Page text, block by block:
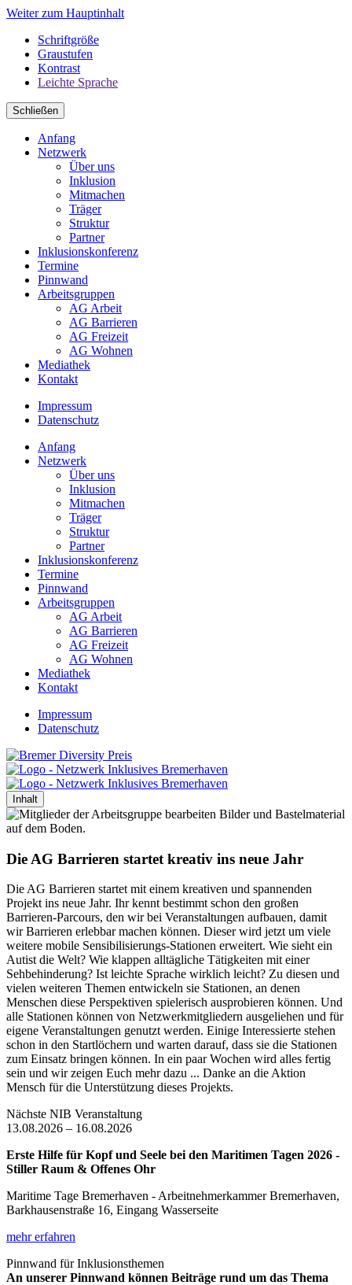
Weiter zum Hauptinhalt
Schriftgröße
Graustufen
Kontrast
Leichte Sprache
Schließen
Anfang
Netzwerk
Über uns
Inklusion
Mitmachen
Träger
Struktur
Partner
Inklusionskonferenz
Termine
Pinnwand
Arbeitsgruppen
AG Arbeit
AG Barrieren
AG Freizeit
AG Wohnen
Mediathek
Kontakt
Impressum
Datenschutz
Anfang
Netzwerk
Über uns
Inklusion
Mitmachen
Träger
Struktur
Partner
Inklusionskonferenz
Termine
Pinnwand
Arbeitsgruppen
AG Arbeit
AG Barrieren
AG Freizeit
AG Wohnen
Mediathek
Kontakt
Impressum
Datenschutz
Inhalt
Die AG Barrieren startet kreativ ins neue Jahr
Die AG Barrieren startet mit einem kreativen und spannenden
Projekt ins neue Jahr. Ihr kennt bestimmt schon den großen
Barrieren-Parcours, den wir bei Veranstaltungen aufbauen, damit
wir Barrieren erlebbar machen können. Dieser wird jetzt um viele
weitere mobile Sensibilisierungs-Stationen erweitert. Wie sieht ein
Autist die Welt? Wie klappen alltägliche Tätigkeiten mit einer
Sehbehinderung? Ist leichte Sprache wirklich leicht? Zu diesen und
vielen weiteren Themen entwickeln sie Stationen, an denen
Menschen diese Perspektiven spielerisch ausprobieren können. Und
alle Stationen können von Netzwerkmitgliedern ausgeliehen und für
eigene Veranstaltungen genutzt werden. Einige Interessierte stehen
schon in den Startlöchern und warten darauf, dass sie die Stationen
zum Einsatz bringen können. In ein paar Wochen wird alles fertig
sein und wir zeigen Euch mehr dazu ... Danke an die Aktion
Mensch für die Unterstützung dieses Projekts.
Nächste NIB Veranstaltung
13.08.2026 – 16.08.2026
Erste Hilfe für Kopf und Seele bei den Maritimen Tagen 2026 -
Stiller Raum & Offenes Ohr
Maritime Tage Bremerhaven - Arbeitnehmerkammer Bremerhaven,
Barkhausenstraße 16, Eingang Wasserseite
mehr erfahren
Pinnwand für Inklusionsthemen
An unserer Pinnwand können Beiträge rund um das Thema